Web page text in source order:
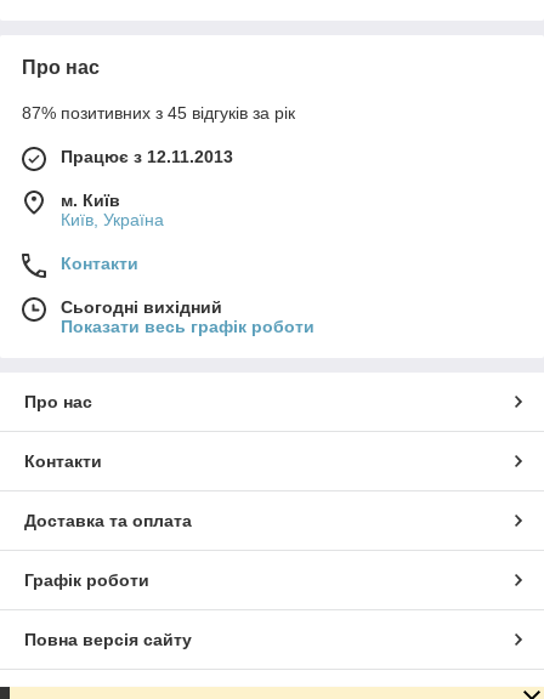
Про нас
87% позитивних з 45 відгуків за рік
Працює з 12.11.2013
м. Київ
Київ, Україна
Контакти
Сьогодні вихідний
Показати весь графік роботи
Про нас
Контакти
Доставка та оплата
Графік роботи
Повна версія сайту